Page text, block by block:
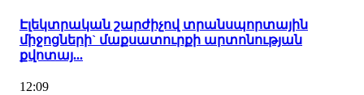
Էլեկտրական շարժիչով տրանսպորտային
միջոցների` մաքսատուրքի արտոնության
քվոտայ...
12:09